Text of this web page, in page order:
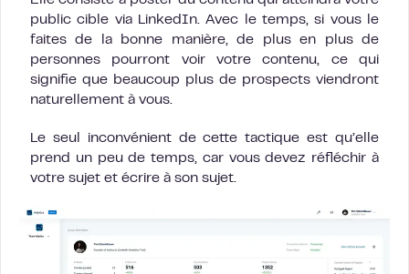
public cible via LinkedIn. Avec le temps, si vous le
faites de la bonne manière, de plus en plus de
personnes pourront voir votre contenu, ce qui
signifie que beaucoup plus de prospects viendront
naturellement à vous.
Le seul inconvénient de cette tactique est qu’elle
prend un peu de temps, car vous devez réfléchir à
votre sujet et écrire à son sujet.